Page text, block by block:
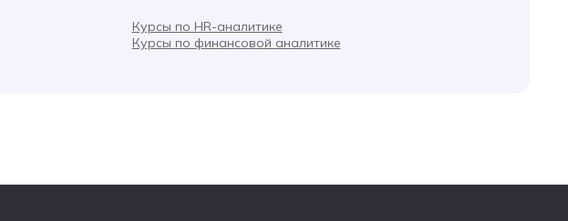
Курсы по HR-аналитике
Курсы по финансовой аналитике